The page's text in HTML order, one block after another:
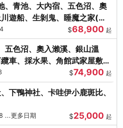
、青池、大內宿、五色沼、奧
遊船、生剝鬼、睡魔之家(不
$68,900 起
五色沼、奧入瀨溪、銀山溫
車、採水果、角館武家屋敷
$74,900 起
下鴨神社、卡哇伊小鹿斑比、
...更多日期 $25,000 起